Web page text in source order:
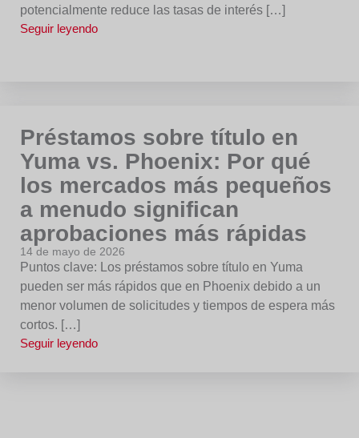
potencialmente reduce las tasas de interés […]
Seguir leyendo
Préstamos sobre título en
Yuma vs. Phoenix: Por qué
los mercados más pequeños
a menudo significan
aprobaciones más rápidas
14 de mayo de 2026
Puntos clave: Los préstamos sobre título en Yuma
pueden ser más rápidos que en Phoenix debido a un
menor volumen de solicitudes y tiempos de espera más
cortos. […]
Seguir leyendo